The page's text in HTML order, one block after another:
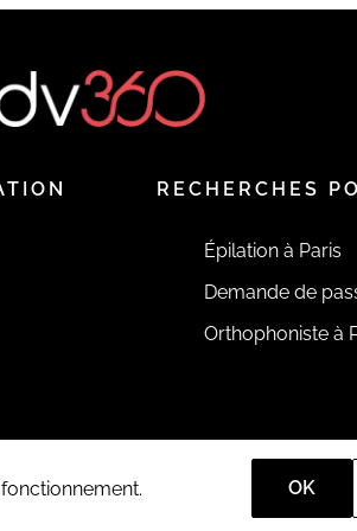
RECHERCHES
Épilation à Paris
Demande de
Orthophoniste à
OK